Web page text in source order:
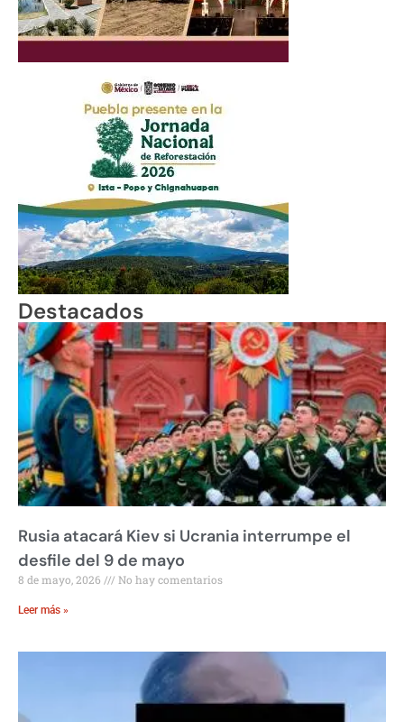
Destacados
Rusia atacará Kiev si Ucrania interrumpe el
desfile del 9 de mayo
8 de mayo, 2026 No hay comentarios
Leer más »